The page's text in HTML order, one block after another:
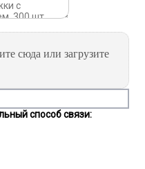
сюда или загрузите
способ связи: